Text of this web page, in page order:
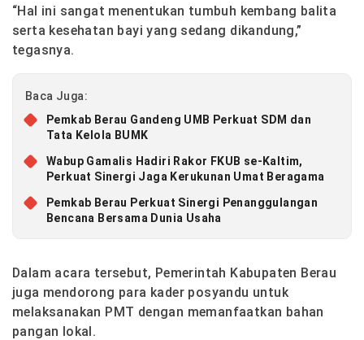
“Hal ini sangat menentukan tumbuh kembang balita
serta kesehatan bayi yang sedang dikandung,”
tegasnya.
Baca Juga:
Pemkab Berau Gandeng UMB Perkuat SDM dan
Tata Kelola BUMK
Wabup Gamalis Hadiri Rakor FKUB se-Kaltim,
Perkuat Sinergi Jaga Kerukunan Umat Beragama
Pemkab Berau Perkuat Sinergi Penanggulangan
Bencana Bersama Dunia Usaha
Dalam acara tersebut, Pemerintah Kabupaten Berau
juga mendorong para kader posyandu untuk
melaksanakan PMT dengan memanfaatkan bahan
pangan lokal.